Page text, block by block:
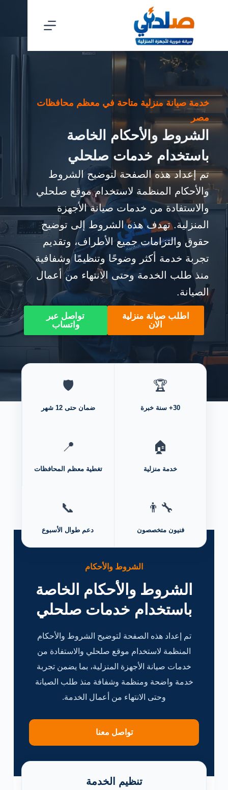
خدمة صيانة منزلية متاحة في معظم محافظات
مصر
الشروط والأحكام الخاصة
باستخدام خدمات صلحلي
تم إعداد هذه الصفحة لتوضيح الشروط
والأحكام المنظمة لاستخدام موقع صلحلي
والاستفادة من خدمات صيانة الأجهزة
المنزلية. تهدف هذه الشروط إلى توضيح
حقوق والتزامات جميع الأطراف، وتقديم
تجربة خدمة أكثر وضوحًا وتنظيمًا وشفافية
منذ طلب الخدمة وحتى الانتهاء من أعمال
الصيانة.
تواصل عبر
واتساب
اطلب صيانة منزلية
الان
🏆
30+ سنة خبرة
🛡️
ضمان حتى 12 شهر
🏠
خدمة منزلية
📍
تغطية معظم المحافظات
👨‍🔧
فنيون متخصصون
📞
دعم طوال الأسبوع
الشروط والأحكام
الشروط والأحكام الخاصة
باستخدام خدمات صلحلي
تم إعداد هذه الصفحة لتوضيح الشروط والأحكام
المنظمة لاستخدام موقع صلحلي والاستفادة من
خدمات صيانة الأجهزة المنزلية، بما يضمن تجربة
خدمة واضحة ومنظمة وشفافة منذ طلب الصيانة
وحتى الانتهاء من أعمال الخدمة.
تواصل معنا
تنظيم الخدمة